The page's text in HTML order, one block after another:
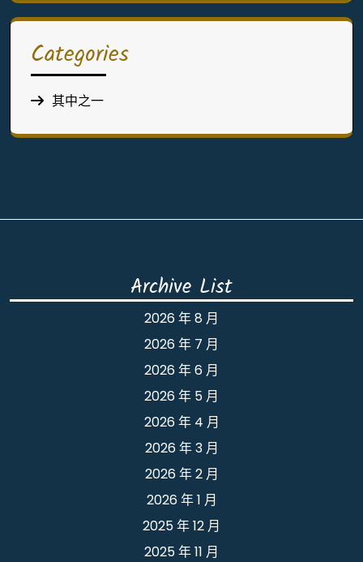
Categories
其中之一
Archive List
2026 年 8 月
2026 年 7 月
2026 年 6 月
2026 年 5 月
2026 年 4 月
2026 年 3 月
2026 年 2 月
2026 年 1 月
2025 年 12 月
2025 年 11 月